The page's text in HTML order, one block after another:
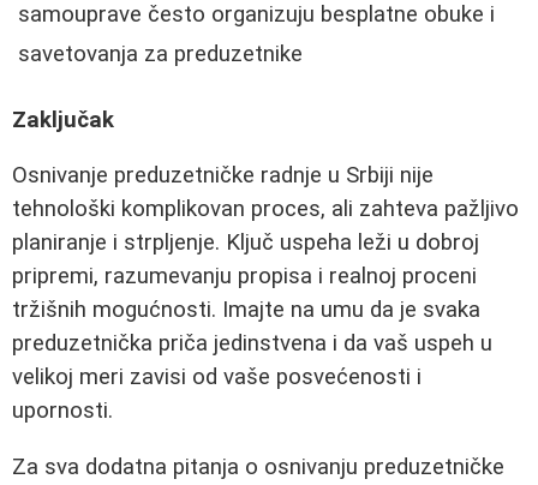
samouprave često organizuju besplatne obuke i
savetovanja za preduzetnike
Zaključak
Osnivanje preduzetničke radnje u Srbiji nije
tehnološki komplikovan proces, ali zahteva pažljivo
planiranje i strpljenje. Ključ uspeha leži u dobroj
pripremi, razumevanju propisa i realnoj proceni
tržišnih mogućnosti. Imajte na umu da je svaka
preduzetnička priča jedinstvena i da vaš uspeh u
velikoj meri zavisi od vaše posvećenosti i
upornosti.
Za sva dodatna pitanja o osnivanju preduzetničke